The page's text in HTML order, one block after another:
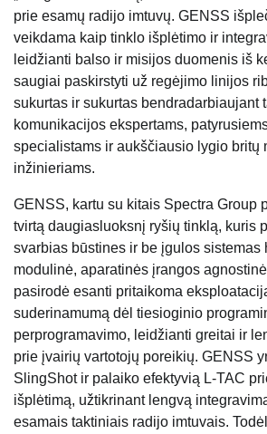
prie esamų radijo imtuvų. GENSS
veikdama kaip tinklo išplėtimo ir
leidžianti balso ir misijos duomenis iš
saugiai paskirstyti už regėjimo linijos
sukurtas ir sukurtas bendradarbiaujant
komunikacijos ekspertams,
specialistams ir aukščiausio lygio britų
inžinieriams.
GENSS, kartu su kitais Spectra Group
tvirtą daugiasluoksnį ryšių tinklą, kuris
svarbias būstines ir be įgulos sistemas
modulinė, aparatinės įrangos
pasirodė esanti pritaikoma
suderinamumą dėl tiesioginio
perprogramavimo, leidžianti greitai ir
prie įvairių vartotojų poreikių. GENSS
SlingShot ir palaiko efektyvią L-TAC
išplėtimą, užtikrinant lengvą
esamais taktiniais radijo imtuvais.